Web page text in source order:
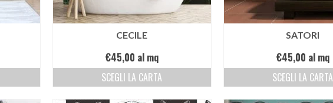
CECILE
€45,00 al mq
SCEGLI LA CARTA
SATORI
€45,00 al mq
SCEGLI LA CARTA